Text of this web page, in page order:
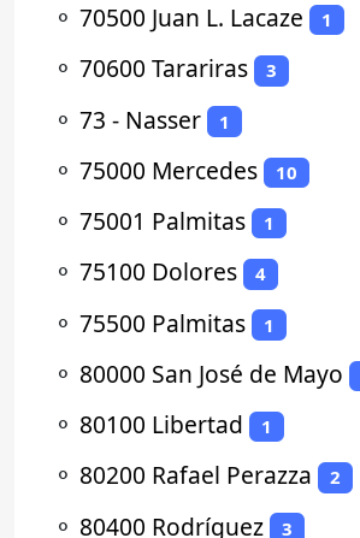
⚬ 70500 Juan L. Lacaze 1
⚬ 70600 Tarariras 3
⚬ 73 - Nasser 1
⚬ 75000 Mercedes 10
⚬ 75001 Palmitas 1
⚬ 75100 Dolores 4
⚬ 75500 Palmitas 1
⚬ 80000 San José de Mayo
⚬ 80100 Libertad 1
⚬ 80200 Rafael Perazza 2
⚬ 80400 Rodríguez 3